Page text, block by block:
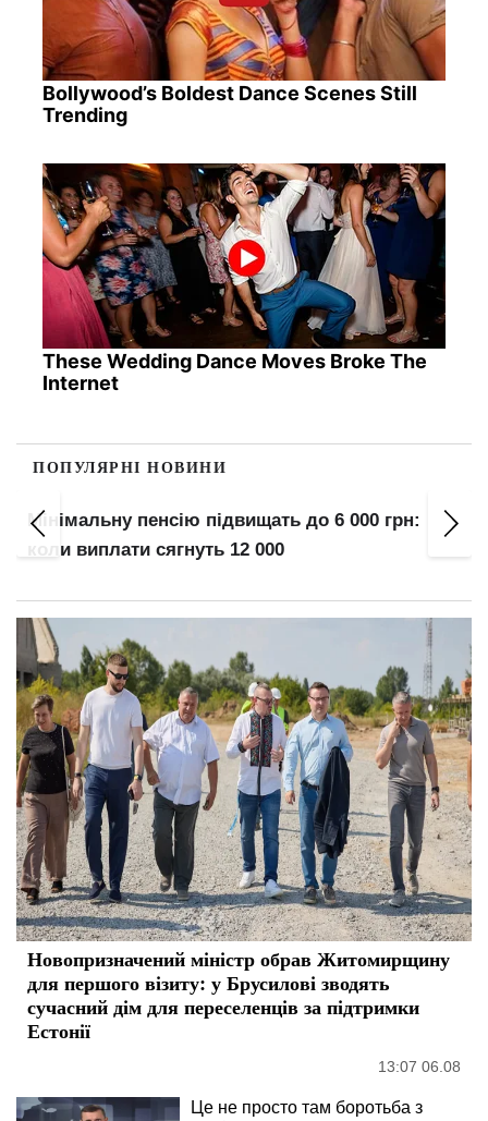
Bollywood’s Boldest Dance Scenes Still
Trending
These Wedding Dance Moves Broke The
Internet
ПОПУЛЯРНІ НОВИНИ
Мінімальну пенсію підвищать до 6 000 грн:
коли виплати сягнуть 12 000
Новопризначений міністр обрав Житомирщину
для першого візиту: у Брусилові зводять
сучасний дім для переселенців за підтримки
Естонії
13:07 06.08
Це не просто там боротьба з